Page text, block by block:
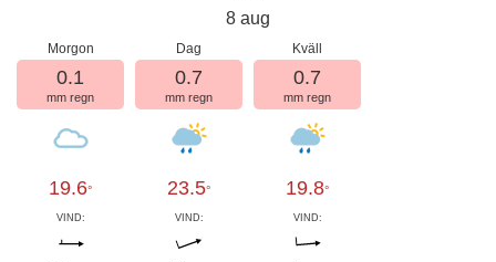
8 aug
Morgon
0.1
mm regn
19.6°
VIND:
Dag
0.7
mm regn
23.5°
VIND:
Kväll
0.7
mm regn
19.8°
VIND: